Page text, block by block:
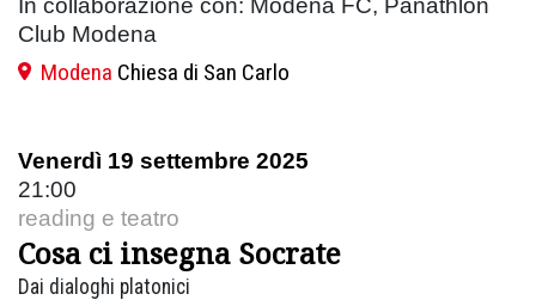
In collaborazione con: Modena FC, Panathlon
Club Modena
Modena Chiesa di San Carlo
Venerdì 19 settembre 2025
21:00
reading e teatro
Cosa ci insegna Socrate
Dai dialoghi platonici